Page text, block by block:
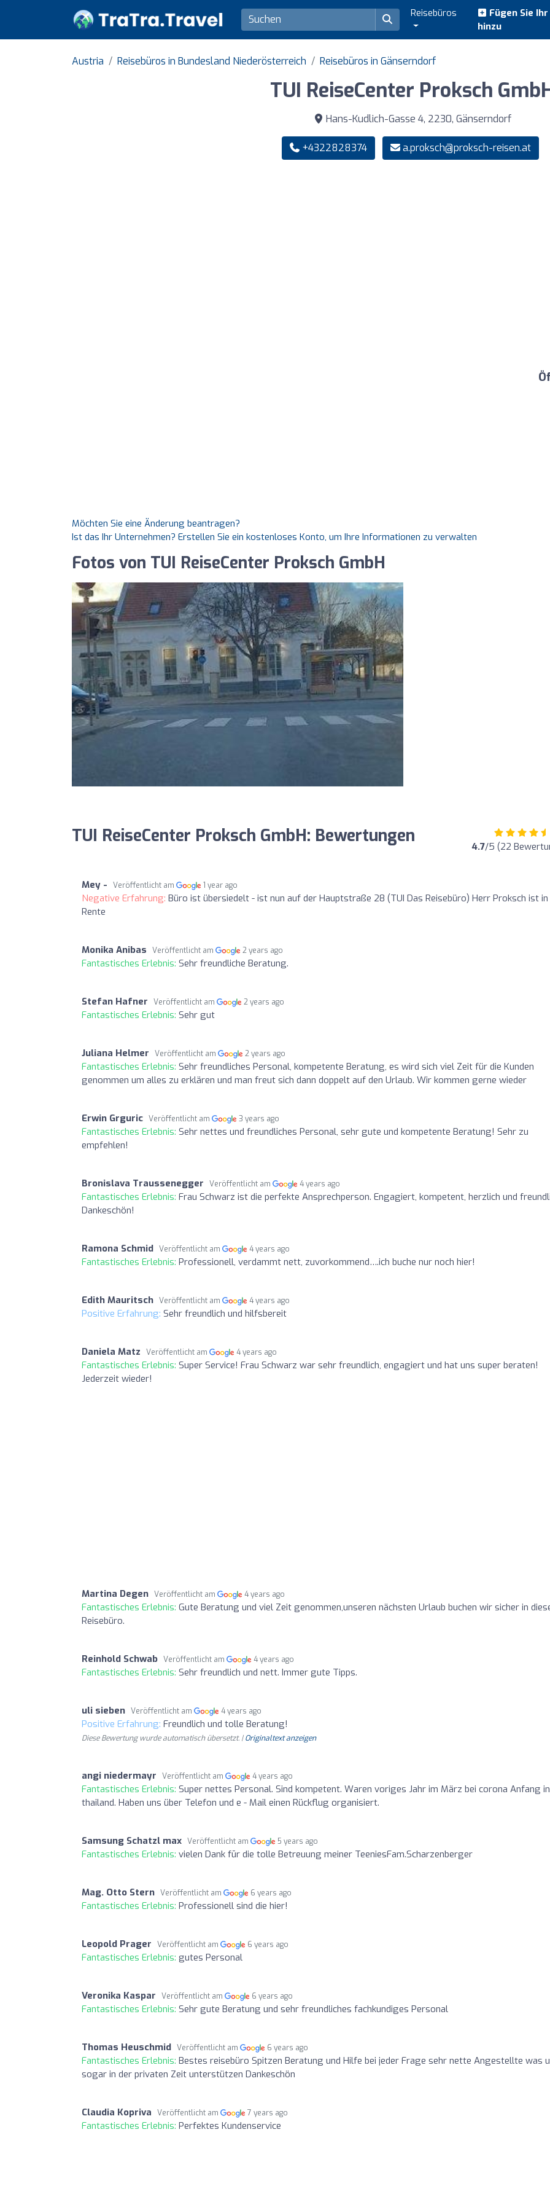
Reisebüros
Fügen Sie
hinzu
Austria Reisebüros in Bundesland Niederösterreich Reisebüros in Gänserndorf
TUI ReiseCenter Proksch
Hans-Kudlich-Gasse 4, 2230, Gänserndorf
+4322828374 a.proksch@proksch-reisen.at
Möchten Sie eine Änderung beantragen?
Ist das Ihr Unternehmen? Erstellen Sie ein kostenloses Konto, um Ihre Informationen zu verwalten
Fotos von TUI ReiseCenter Proksch GmbH
TUI ReiseCenter Proksch GmbH: Bewertungen 4.7/5 (22
Mey - Veröffentlicht am 1 year ago
Negative Erfahrung: Büro ist übersiedelt - ist nun auf der Hauptstraße 28 (TUI Das Reisebüro) Herr Proksch ist in
Rente
Monika Anibas Veröffentlicht am 2 years ago
Fantastisches Erlebnis: Sehr freundliche Beratung.
Stefan Hafner Veröffentlicht am 2 years ago
Fantastisches Erlebnis: Sehr gut
Juliana Helmer Veröffentlicht am 2 years ago
Fantastisches Erlebnis: Sehr freundliches Personal, kompetente Beratung, es wird sich viel Zeit für die Kunden
genommen um alles zu erklären und man freut sich dann doppelt auf den Urlaub. Wir kommen gerne wieder
Erwin Grguric Veröffentlicht am 3 years ago
Fantastisches Erlebnis: Sehr nettes und freundliches Personal, sehr gute und kompetente Beratung! Sehr zu
empfehlen!
Bronislava Traussenegger Veröffentlicht am 4 years ago
Fantastisches Erlebnis: Frau Schwarz ist die perfekte Ansprechperson. Engagiert, kompetent, herzlich und
Dankeschön!
Ramona Schmid Veröffentlicht am 4 years ago
Fantastisches Erlebnis: Professionell, verdammt nett, zuvorkommend….ich buche nur noch hier!
Edith Mauritsch Veröffentlicht am 4 years ago
Positive Erfahrung: Sehr freundlich und hilfsbereit
Daniela Matz Veröffentlicht am 4 years ago
Fantastisches Erlebnis: Super Service! Frau Schwarz war sehr freundlich, engagiert und hat uns super beraten!
Jederzeit wieder!
Martina Degen Veröffentlicht am 4 years ago
Fantastisches Erlebnis: Gute Beratung und viel Zeit genommen,unseren nächsten Urlaub buchen wir sicher in
Reisebüro.
Reinhold Schwab Veröffentlicht am 4 years ago
Fantastisches Erlebnis: Sehr freundlich und nett. Immer gute Tipps.
uli sieben Veröffentlicht am 4 years ago
Positive Erfahrung: Freundlich und tolle Beratung!
Diese Bewertung wurde automatisch übersetzt. |Originaltext anzeigen
angi niedermayr Veröffentlicht am 4 years ago
Fantastisches Erlebnis: Super nettes Personal. Sind kompetent. Waren voriges Jahr im März bei corona Anfang in
thailand. Haben uns über Telefon und e - Mail einen Rückflug organisiert.
Samsung Schatzl max Veröffentlicht am 5 years ago
Fantastisches Erlebnis: vielen Dank fūr die tolle Betreuung meiner TeeniesFam.Scharzenberger
Mag. Otto Stern Veröffentlicht am 6 years ago
Fantastisches Erlebnis: Professionell sind die hier!
Leopold Prager Veröffentlicht am 6 years ago
Fantastisches Erlebnis: gutes Personal
Veronika Kaspar Veröffentlicht am 6 years ago
Fantastisches Erlebnis: Sehr gute Beratung und sehr freundliches fachkundiges Personal
Thomas Heuschmid Veröffentlicht am 6 years ago
Fantastisches Erlebnis: Bestes reisebüro Spitzen Beratung und Hilfe bei jeder Frage sehr nette Angestellte was
sogar in der privaten Zeit unterstützen Dankeschön
Claudia Kopriva Veröffentlicht am 7 years ago
Fantastisches Erlebnis: Perfektes Kundenservice